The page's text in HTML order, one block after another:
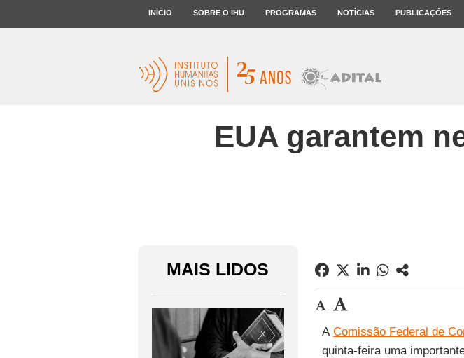
INÍCIO SOBRE O IHU PROGRAMAS NOTÍCIAS PUBLICAÇÕES
EUA garantem
MAIS LIDOS
A Comissão Federal de
quinta-feira uma